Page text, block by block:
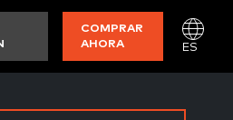
COMPRAR
AHORA
ES